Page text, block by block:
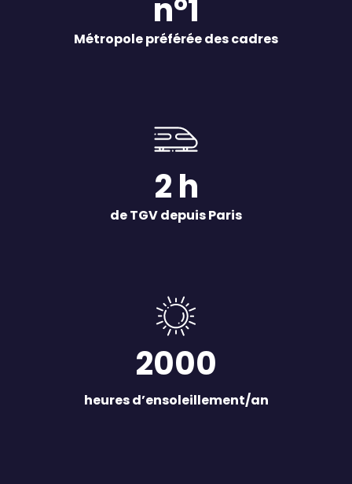
n°1
Métropole préférée des cadres
2 h
de TGV depuis Paris
2000
heures d’ensoleillement/an